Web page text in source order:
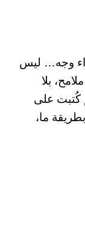
وجه… ليس
بلا
كُتبت على
ما،